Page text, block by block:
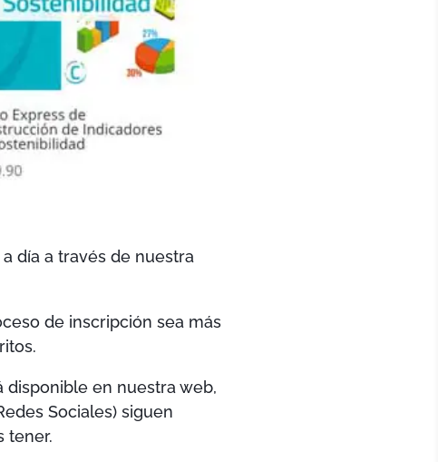
día a través de nuestra
de inscripción sea más
en nuestra web,
Sociales) siguen
tener.